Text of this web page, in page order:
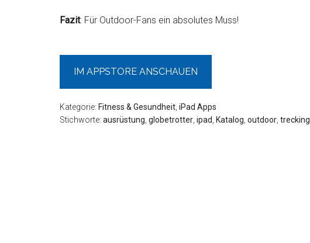
Fazit: Für Outdoor-Fans ein absolutes Muss!
IM APPSTORE ANSCHAUEN
Kategorie: Fitness & Gesundheit iPad Apps
Stichworte: ausrüstung globetrotter ipad Katalog outdoor trecking